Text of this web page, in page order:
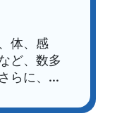
体、感
ど、数多
らに、...